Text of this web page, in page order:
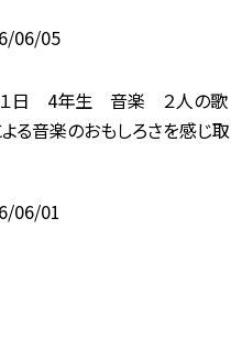
06/05
１日 4年生 音楽 ２人の歌
る音楽のおもしろさを感じ取
06/01